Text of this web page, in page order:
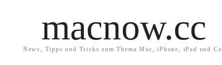
macnow.cc
News, Tipps und Tricks zum Thema Mac, iPhone, iPad und Co.